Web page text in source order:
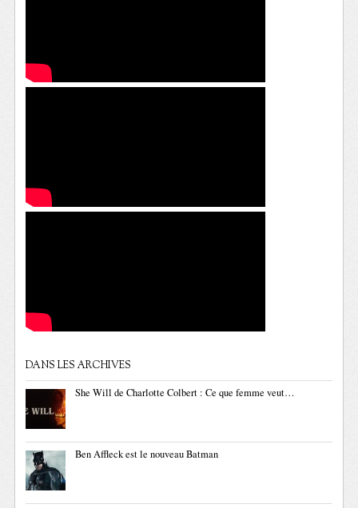
DANS LES ARCHIVES
She Will de Charlotte Colbert : Ce que femme veut…
Ben Affleck est le nouveau Batman